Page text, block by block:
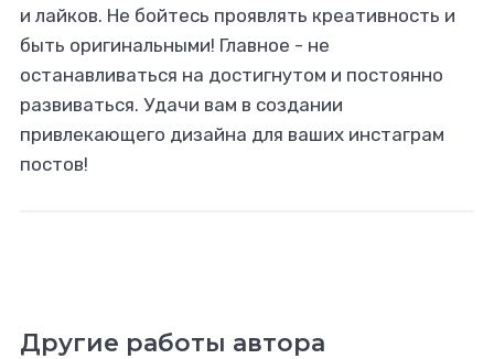
и лайков. Не бойтесь проявлять креативность и
быть оригинальными! Главное - не
останавливаться на достигнутом и постоянно
развиваться. Удачи вам в создании
привлекающего дизайна для ваших инстаграм
постов!
Другие работы автора